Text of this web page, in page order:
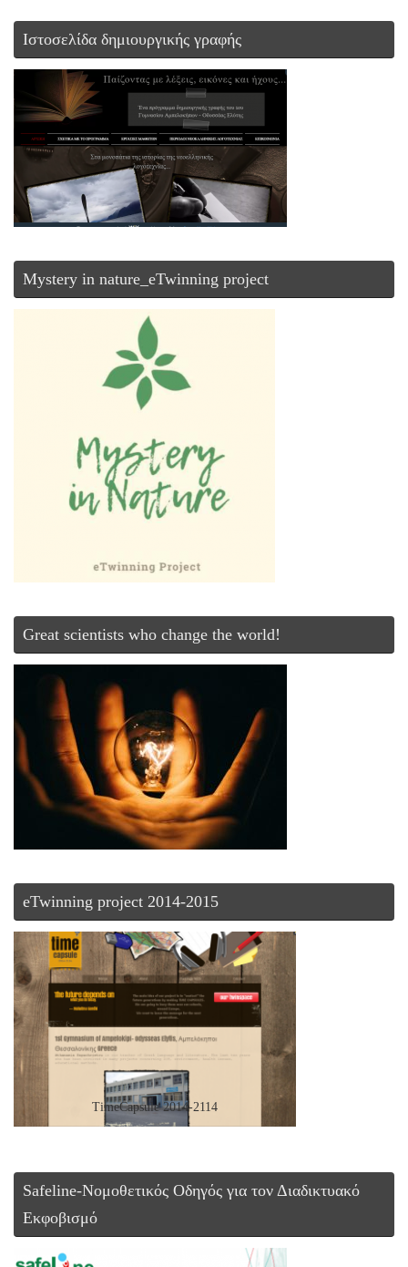
Ιστοσελίδα δημιουργικής γραφής
Mystery in nature_eTwinning project
Great scientists who change the world!
eTwinning project 2014-2015
TimeCapsule 2014-2114
Safeline-Νομοθετικός Οδηγός για τον Διαδικτυακό
Εκφοβισμό